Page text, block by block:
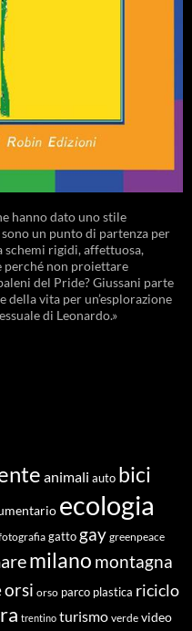
hanno dato uno stile
un punto di partenza per
schemi rigidi, affettuosa,
perché non proiettare
del Pride? Giussani parte
della vita per un’esplorazione
di Leonardo.»
animali auto bici
ecologia
gatto gay greenpeace
milano montagna
orsi orso parco plastica riciclo
trentino turismo verde video